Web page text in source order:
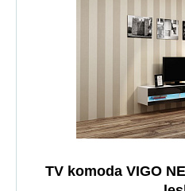
TV komoda VIGO